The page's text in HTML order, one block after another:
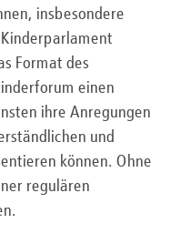
insbesondere
Format des
einen
ihre Anregungen
und
können. Ohne
regulären